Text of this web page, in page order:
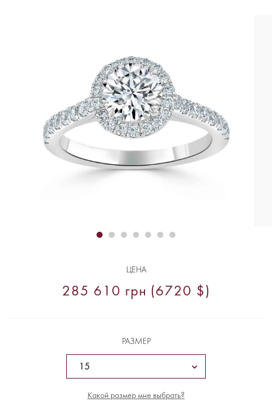
ЦЕНА
285 610 грн (6720 $)
РАЗМЕР
Какой размер мне выбрать?